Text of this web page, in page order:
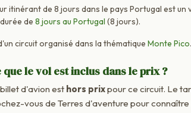
itinérant de 8 jours dans le pays Portugal est
de 8 jours au Portugal (8 jours).
circuit organisé dans la thématique Monte Pico.
que le vol est inclus dans le prix ?
d'avion est hors prixpour ce circuit. Le
vous de Terres d'aventure pour